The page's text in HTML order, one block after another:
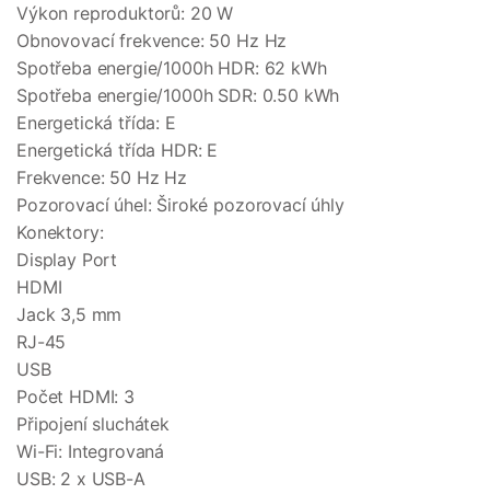
Výkon reproduktorů: 20 W
Obnovovací frekvence: 50 Hz Hz
Spotřeba energie/1000h HDR: 62 kWh
Spotřeba energie/1000h SDR: 0.50 kWh
Energetická třída: E
Energetická třída HDR: E
Frekvence: 50 Hz Hz
Pozorovací úhel: Široké pozorovací úhly
Konektory:
Display Port
HDMI
Jack 3,5 mm
RJ-45
USB
Počet HDMI: 3
Připojení sluchátek
Wi-Fi: Integrovaná
USB: 2 x USB-A